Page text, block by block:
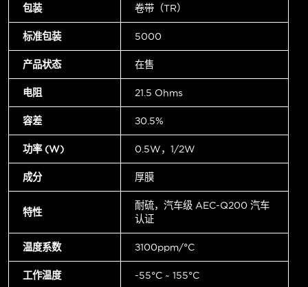
包装 卷带（TR）
标准包装 5000
产品状态 在售
电阻 21.5 Ohms
容差 ±0.5%
功率 (W) 0.5W，1/2W
成分 厚膜
特性
耐硫，汽车级 AEC-Q200 汽车
认证
温度系数 ±100ppm/°C
工作温度 -55°C ~ 155°C